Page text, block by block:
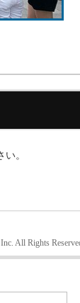
。
All Rights